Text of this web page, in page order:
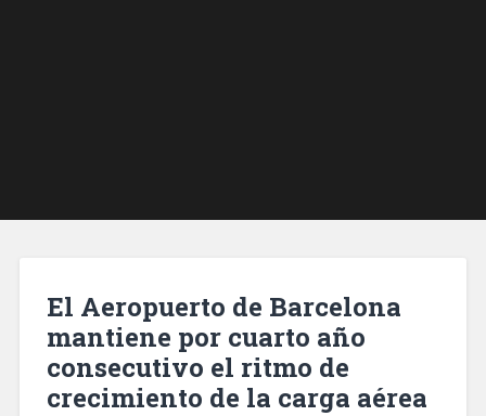
El Aeropuerto de Barcelona
mantiene por cuarto año
consecutivo el ritmo de
crecimiento de la carga aérea